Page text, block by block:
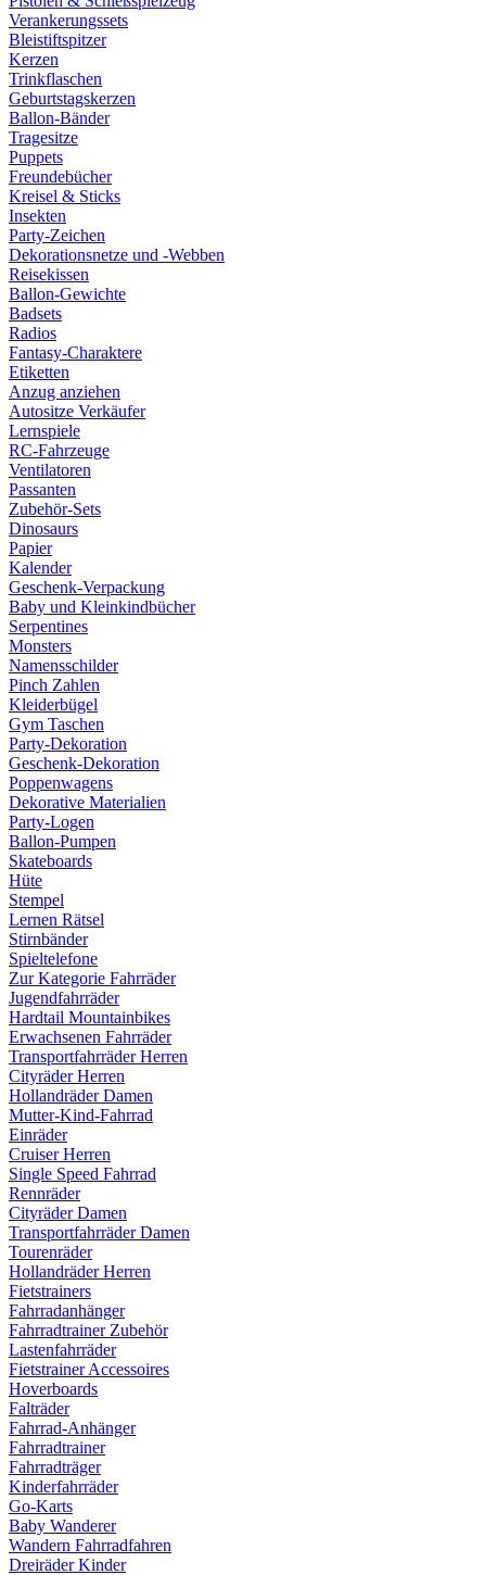
Verankerungssets
Bleistiftspitzer
Kerzen
Trinkflaschen
Geburtstagskerzen
Ballon-Bänder
Tragesitze
Puppets
Freundebücher
Kreisel & Sticks
Insekten
Party-Zeichen
Dekorationsnetze und -Webben
Reisekissen
Ballon-Gewichte
Badsets
Radios
Fantasy-Charaktere
Etiketten
Anzug anziehen
Autositze Verkäufer
Lernspiele
RC-Fahrzeuge
Ventilatoren
Passanten
Zubehör-Sets
Dinosaurs
Papier
Kalender
Geschenk-Verpackung
Baby und Kleinkindbücher
Serpentines
Monsters
Namensschilder
Pinch Zahlen
Kleiderbügel
Gym Taschen
Party-Dekoration
Geschenk-Dekoration
Poppenwagens
Dekorative Materialien
Party-Logen
Ballon-Pumpen
Skateboards
Hüte
Stempel
Lernen Rätsel
Stirnbänder
Spieltelefone
Zur Kategorie Fahrräder
Jugendfahrräder
Hardtail Mountainbikes
Erwachsenen Fahrräder
Transportfahrräder Herren
Cityräder Herren
Hollandräder Damen
Mutter-Kind-Fahrrad
Einräder
Cruiser Herren
Single Speed Fahrrad
Rennräder
Cityräder Damen
Transportfahrräder Damen
Tourenräder
Hollandräder Herren
Fietstrainers
Fahrradanhänger
Fahrradtrainer Zubehör
Lastenfahrräder
Fietstrainer Accessoires
Hoverboards
Falträder
Fahrrad-Anhänger
Fahrradtrainer
Fahrradträger
Kinderfahrräder
Go-Karts
Baby Wanderer
Wandern Fahrradfahren
Dreiräder Kinder